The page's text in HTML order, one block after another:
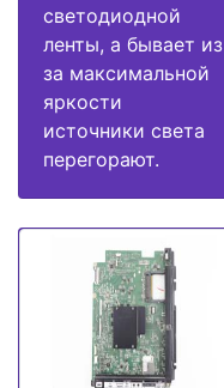
светодиодной
ленты, а бывает из
за максимальной
яркости
источники света
перегорают.